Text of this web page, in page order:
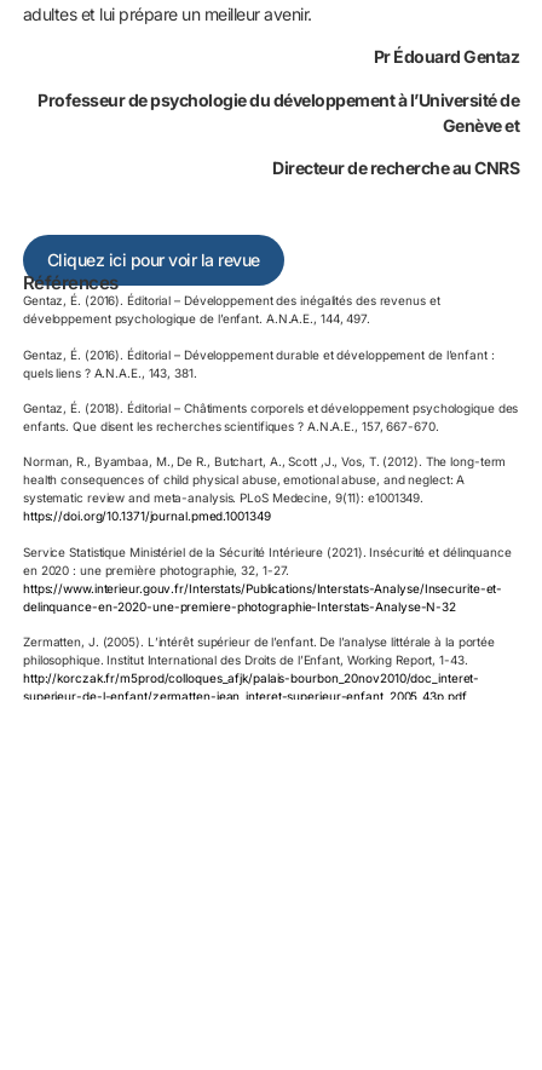
adultes et lui prépare un meilleur avenir.
Pr Édouard Gentaz
Professeur de psychologie du développement à l’Université de
Genèveet
Directeur de recherche au CNRS
Cliquez ici pour voir la revue
Références
Gentaz, É. (2016). Éditorial – Développement des inégalités des revenus et
développement psychologique de l’enfant. A.N.A.E., 144, 497.
Gentaz, É. (2016). Éditorial – Développement durable et développement de l’enfant :
quels liens ? A.N.A.E., 143, 381.
Gentaz, É. (2018). Éditorial – Châtiments corporels et développement psychologique des
enfants. Que disent les recherches scientifiques ? A.N.A.E., 157, 667-670.
Norman, R., Byambaa, M., De R., Butchart, A., Scott ,J., Vos, T. (2012). The long-term
health consequences of child physical abuse, emotional abuse, and neglect: A
systematic review and meta-analysis. PLoS Medecine, 9(11): e1001349.
https://doi.org/10.1371/journal.pmed.1001349
Service Statistique Ministériel de la Sécurité Intérieure (2021). Insécurité et délinquance
en 2020 : une première photographie, 32, 1-27.
https://www.interieur.gouv.fr/Interstats/Publications/Interstats-Analyse/Insecurite-et-
delinquance-en-2020-une-premiere-photographie-Interstats-Analyse-N-32
Zermatten, J. (2005). L’intérêt supérieur de l’enfant. De l’analyse littérale à la portée
philosophique. Institut International des Droits de l’Enfant, Working Report, 1-43.
http://korczak.fr/m5prod/colloques_afjk/palais-bourbon_20nov2010/doc_interet-
superieur-de-l-enfant/zermatten-jean_interet-superieur-enfant_2005_43p.pdf